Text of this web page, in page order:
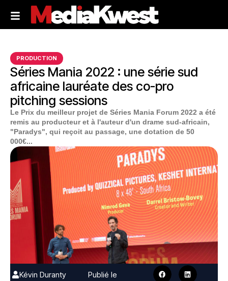
PRODUCTION
Séries Mania 2022 : une série sud
africaine lauréate des co-pro
pitching sessions
Le Prix du meilleur projet de Séries Mania Forum 2022 a été
remis au producteur et à l'auteur d'un drame sud-africain,
"Paradys", qui reçoit au passage, une dotation de 50
000€...
Kévin Duranty
Publié le